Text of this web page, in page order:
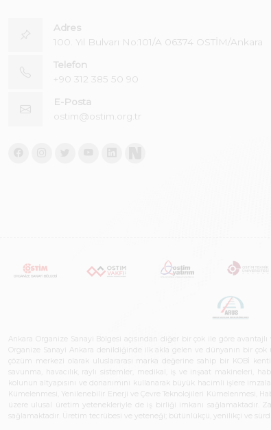
Adres
100. Yıl Bulvarı No:101/A 06374 OSTİM/Ankara
Telefon
+90 312 385 50 90
E-Posta
ostim@ostim.org.tr
Ankara Organize Sanayi Bölgesi açısından diğer bir çok ile göre
Organize Sanayi Ankara denildiğinde ilk akla gelen ve dünyanın bir çok
çözüm merkezi olarak uluslararası marka değerine sahip bir KOBİ
savunma, havacılık, raylı sistemler, medikal, iş ve inşaat makineleri,
kolunun altyapısını ve donanımını kullanarak büyük hacimli işlere
Kümelenmesi, Yenilenebilir Enerji ve Çevre Teknolojileri Kümelenmesi,
üzere ulusal üretim yetenekleriyle de iş birliği imkanı
sağlamaktadır. Üretim tecrübesi ve yeteneği; bütünlükçü, yenilikçi ve